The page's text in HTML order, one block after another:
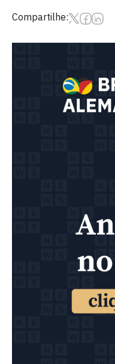
Compartilhe: